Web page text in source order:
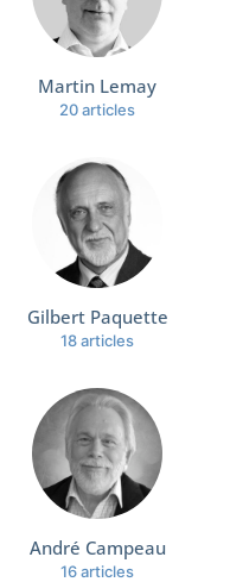
Martin Lemay
20 articles
Gilbert Paquette
18 articles
André Campeau
16 articles